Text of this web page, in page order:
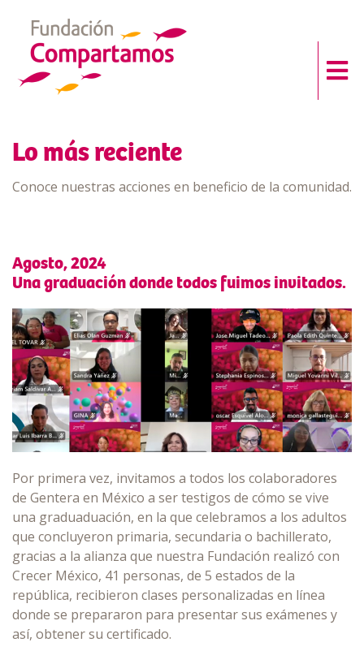
Lo más reciente
Conoce nuestras acciones en beneficio de la comunidad.
Agosto, 2024
Una graduación donde todos fuimos invitados.
Por primera vez, invitamos a todos los colaboradores
de Gentera en México a ser testigos de cómo se vive
una graduaduación, en la que celebramos a los adultos
que concluyeron primaria, secundaria o bachillerato,
gracias a la alianza que nuestra Fundación realizó con
Crecer México, 41 personas, de 5 estados de la
república, recibieron clases personalizadas en línea
donde se prepararon para presentar sus exámenes y
así, obtener su certificado.